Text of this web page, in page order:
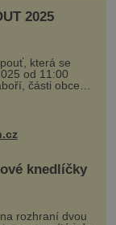
2025
která se
od 11:00
části obce
naleznete
kostela,
knedlíčky
rozhraní dvou